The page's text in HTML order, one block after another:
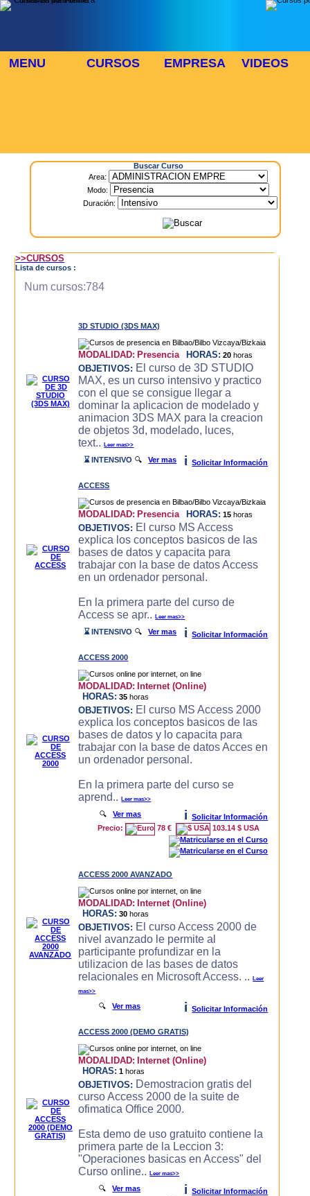
MENU CURSOS EMPRESA VIDEOS
Buscar Curso
Area:
Modo:
Duración:
>>CURSOS
Lista de cursos :
Num cursos:784
3D STUDIO (3DS MAX)
MODALIDAD: Presencia HORAS: 20 horas
OBJETIVOS: El curso de 3D STUDIO
MAX, es un curso intensivo y practico
con el que se consigue llegar a
dominar la aplicacion de modelado y
animacion 3DS MAX para la creacion
de objetos 3d, modelado, luces,
text..Leer mas>>
⌛ INTENSIVO 🔍Ver mas i Solicitar Información
ACCESS
MODALIDAD: Presencia HORAS: 15 horas
OBJETIVOS: El curso MS Access
explica los conceptos basicos de las
bases de datos y capacita para
trabajar con la base de datos Access
en un ordenador personal.
En la primera parte del curso de
Access se apr..Leer mas>>
⌛ INTENSIVO 🔍Ver mas i Solicitar Información
ACCESS 2000
MODALIDAD: Internet (Online)
HORAS: 35 horas
OBJETIVOS: El curso MS Access 2000
explica los conceptos basicos de las
bases de datos y lo capacita para
trabajar con la base de datos Acces en
un ordenador personal.
En la primera parte del curso se
aprend..Leer mas>>
🔍Ver mas i
Solicitar Información
Precio:
78 € 103.14 $ USA
ACCESS 2000 AVANZADO
MODALIDAD: Internet (Online)
HORAS: 30 horas
OBJETIVOS: El curso Access 2000 de
nivel avanzado le permite al
participante profundizar en la
utilizacion de las bases de datos
relacionales en Microsoft Access. ..Leer
mas>>
🔍Ver mas i Solicitar Información
ACCESS 2000 (DEMO GRATIS)
MODALIDAD: Internet (Online)
HORAS: 1 horas
OBJETIVOS: Demostracion gratis del
curso Access 2000 de la suite de
ofimatica Office 2000.
Esta demo de uso gratuito contiene la
primera parte de la Leccion 3:
"Operaciones basicas en Access" del
Curso online..Leer mas>>
🔍Ver mas i
Solicitar Información